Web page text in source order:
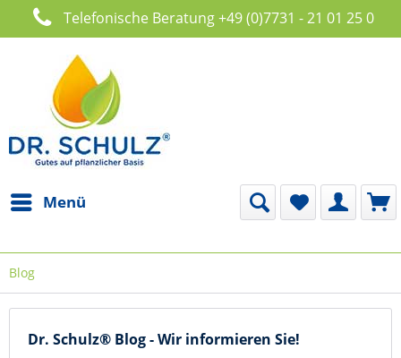
Telefonische Beratung +49 (0)7731 - 21 01 25 0
Menü
Blog
Dr. Schulz® Blog - Wir informieren Sie!